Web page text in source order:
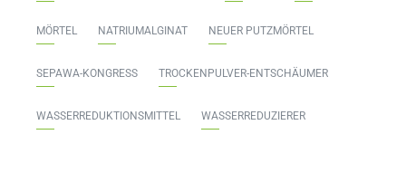
MÖRTEL NATRIUMALGINAT NEUER PUTZMÖRTEL
SEPAWA-KONGRESS TROCKENPULVER-ENTSCHÄUMER
WASSERREDUKTIONSMITTEL WASSERREDUZIERER